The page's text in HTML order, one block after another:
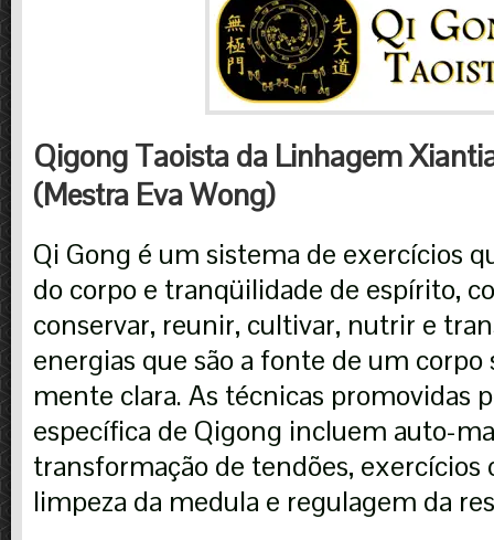
Qigong Taoista da Linhagem
(Mestra Eva Wong)
Qi Gong é um sistema de exercícios
do corpo e tranqüilidade de espírito,
conservar, reunir, cultivar, nutrir e
energias que são a fonte de um corpo
mente clara. As técnicas promovidas
específica de Qigong incluem auto-
transformação de tendões, exercícios
limpeza da medula e regulagem da